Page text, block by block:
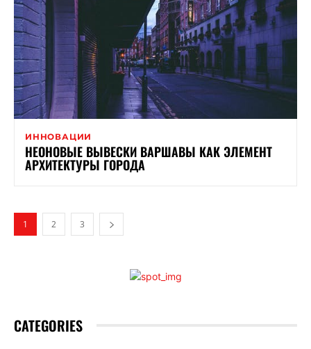
ИННОВАЦИИ
НЕОНОВЫЕ ВЫВЕСКИ ВАРШАВЫ КАК ЭЛЕМЕНТ
АРХИТЕКТУРЫ ГОРОДА
1 2 3
CATEGORIES